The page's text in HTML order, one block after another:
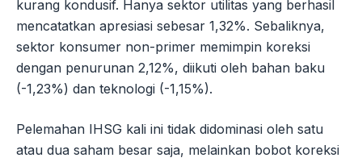
kurang kondusif. Hanya sektor utilitas yang berhasil
mencatatkan apresiasi sebesar 1,32%. Sebaliknya,
sektor konsumer non-primer memimpin koreksi
dengan penurunan 2,12%, diikuti oleh bahan baku
(-1,23%) dan teknologi (-1,15%).
Pelemahan IHSG kali ini tidak didominasi oleh satu
atau dua saham besar saja, melainkan bobot koreksi